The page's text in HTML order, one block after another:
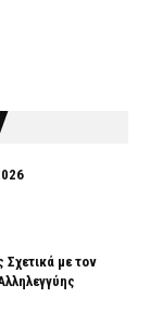
με τον